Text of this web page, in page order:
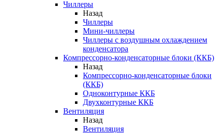
Чиллеры
Назад
Чиллеры
Мини-чиллеры
Чиллеры с воздушным охлаждением
конденсатора
Компрессорно-конденсаторные блоки (ККБ)
Назад
Компрессорно-конденсаторные блоки
(ККБ)
Одноконтурные ККБ
Двухконтурные ККБ
Вентиляция
Назад
Вентиляция